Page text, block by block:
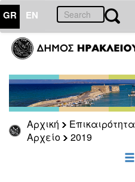
GR EN
Αρχική Επικαιρότητα
Αρχείο
2019
ΕΠΙΚΑΙΡΟΤΗΤΑ
Τύπου
Αρχείο
2026
2025